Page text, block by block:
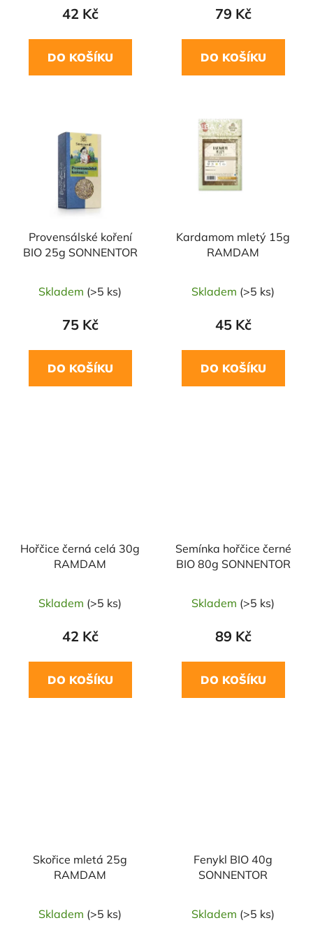
42 Kč
DO KOŠÍKU
79 Kč
DO KOŠÍKU
Provensálské koření
BIO 25g SONNENTOR
Skladem (>5 ks)
75 Kč
DO KOŠÍKU
NAŠE OVĚŘENÁ
VOLBA
Kardamom mletý 15g
RAMDAM
Skladem (>5 ks)
45 Kč
DO KOŠÍKU
Hořčice černá celá 30g
RAMDAM
Skladem (>5 ks)
42 Kč
DO KOŠÍKU
Semínka hořčice černé
BIO 80g SONNENTOR
Skladem (>5 ks)
89 Kč
DO KOŠÍKU
Skořice mletá 25g
RAMDAM
Skladem (>5 ks)
Fenykl BIO 40g
SONNENTOR
Skladem (>5 ks)